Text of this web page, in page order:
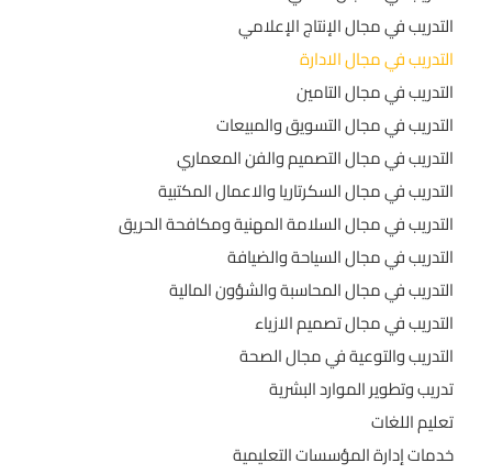
التدريب في مجال الإنتاج الإعلامي
التدريب في مجال الادارة
التدريب في مجال التامين
التدريب في مجال التسويق والمبيعات
التدريب في مجال التصميم والفن المعماري
التدريب في مجال السكرتاريا والاعمال المكتبية
التدريب في مجال السلامة المهنية ومكافحة الحريق
التدريب في مجال السياحة والضيافة
التدريب في مجال المحاسبة والشؤون المالية
التدريب في مجال تصميم الازياء
التدريب والتوعية في مجال الصحة
تدريب وتطوير الموارد البشرية
تعليم اللغات
خدمات إدارة المؤسسات التعليمية